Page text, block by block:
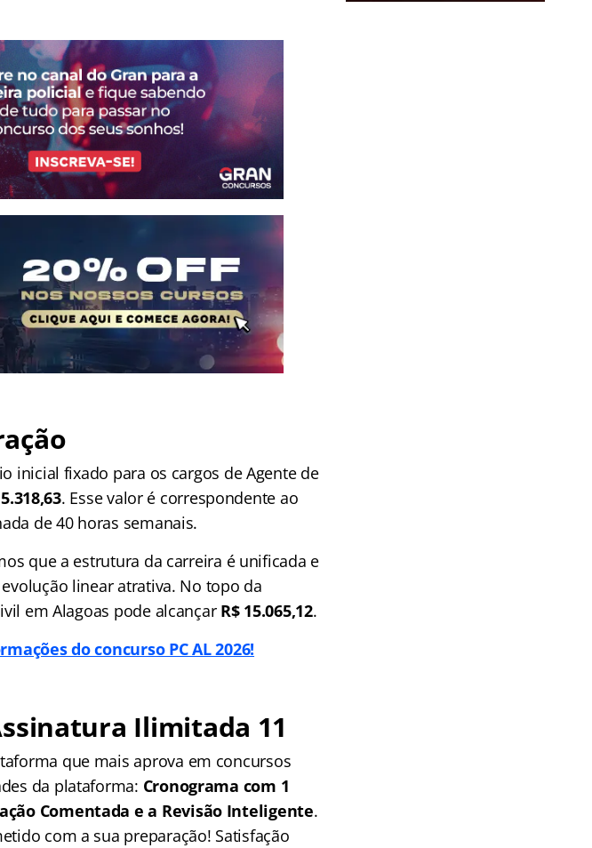
inicial fixado para os cargos de Agente de
. Esse valor é correspondente ao
de 40 horas semanais.
que a estrutura da carreira é unificada e
linear atrativa. No topo da
em Alagoas pode alcançar R$ 15.065,12.
do concurso PC AL 2026!
Ilimitada 11
que mais aprova em concursos
da plataforma: Cronograma com 1
Comentada e a Revisão Inteligente.
com a sua preparação! Satisfação